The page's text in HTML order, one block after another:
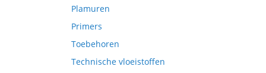
Plamuren
Primers
Toebehoren
Technische vloeistoffen